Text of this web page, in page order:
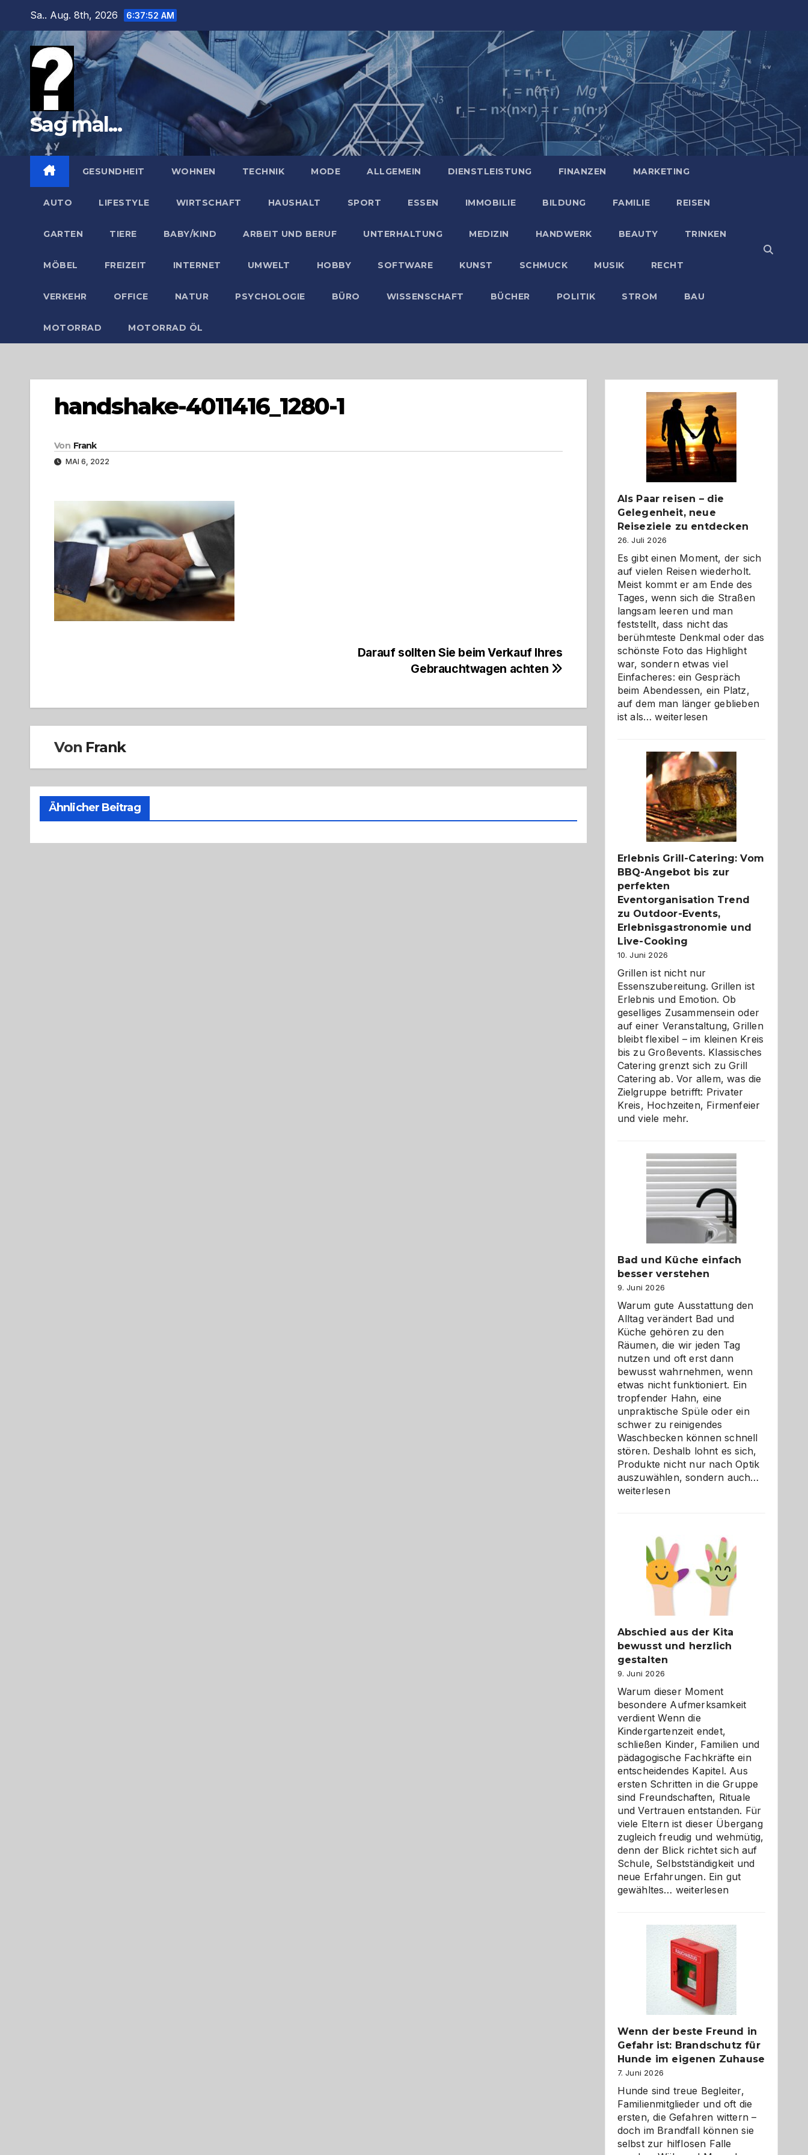
springen
Sa.. Aug. 8th, 2026 6:37:53 AM
Sag mal...
GESUNDHEIT WOHNEN TECHNIK MODE ALLGEMEIN DIENSTLEISTUNG FINANZEN MARKETING
AUTO LIFESTYLE WIRTSCHAFT HAUSHALT SPORT ESSEN IMMOBILIE BILDUNG FAMILIE REISEN
GARTEN TIERE BABY/KIND ARBEIT UND BERUF UNTERHALTUNG MEDIZIN HANDWERK BEAUTY TRINKEN
MÖBEL FREIZEIT INTERNET UMWELT HOBBY SOFTWARE KUNST SCHMUCK MUSIK RECHT
VERKEHR OFFICE NATUR PSYCHOLOGIE BÜRO WISSENSCHAFT BÜCHER POLITIK STROM BAU
MOTORRAD MOTORRAD ÖL
handshake-4011416_1280-1
Von Frank
MAI 6, 2022
Darauf sollten Sie beim Verkauf Ihres
Gebrauchtwagen achten
Von Frank
Ähnlicher Beitrag
Als Paar reisen – die
Gelegenheit, neue
Reiseziele zu entdecken
26. Juli 2026
Es gibt einen Moment, der sich
auf vielen Reisen wiederholt.
Meist kommt er am Ende des
Tages, wenn sich die Straßen
langsam leeren und man
feststellt, dass nicht das
berühmteste Denkmal oder das
schönste Foto das Highlight
war, sondern etwas viel
Einfacheres: ein Gespräch
beim Abendessen, ein Platz,
auf dem man länger geblieben
ist als…Als
die
Gelegenheit,
neue
Reiseziele
zu
entdecken
weiterlesen
Erlebnis Grill-Catering: Vom
BBQ-Angebot bis zur
perfekten
Eventorganisation Trend
zu Outdoor-Events,
Erlebnisgastronomie und
Live-Cooking
10. Juni 2026
Grillen ist nicht nur
Essenszubereitung. Grillen ist
Erlebnis und Emotion. Ob
geselliges Zusammensein oder
auf einer Veranstaltung, Grillen
bleibt flexibel – im kleinen Kreis
bis zu Großevents. Klassisches
Catering grenzt sich zu Grill
Catering ab. Vor allem, was die
Zielgruppe betrifft: Privater
Kreis, Hochzeiten, Firmenfeier
und viele mehr.
Bad und Küche einfach
besser verstehen
9. Juni 2026
Warum gute Ausstattung den
Alltag verändert Bad und
Küche gehören zu den
Räumen, die wir jeden Tag
nutzen und oft erst dann
bewusst wahrnehmen, wenn
etwas nicht funktioniert. Ein
tropfender Hahn, eine
unpraktische Spüle oder ein
schwer zu reinigendes
Waschbecken können schnell
stören. Deshalb lohnt es sich,
Produkte nicht nur nach Optik
auszuwählen, sondern auch…
weiterlesen
Abschied aus der Kita
bewusst und herzlich
gestalten
9. Juni 2026
Warum dieser Moment
besondere Aufmerksamkeit
verdient Wenn die
Kindergartenzeit endet,
schließen Kinder, Familien und
pädagogische Fachkräfte ein
entscheidendes Kapitel. Aus
ersten Schritten in die Gruppe
sind Freundschaften, Rituale
und Vertrauen entstanden. Für
viele Eltern ist dieser Übergang
zugleich freudig und wehmütig,
denn der Blick richtet sich auf
Schule, Selbstständigkeit und
neue Erfahrungen. Ein gut
gewähltes… Abschied
Kita
bewusst
und
herzlich
gestalten
weiterlesen
Wenn der beste Freund in
Gefahr ist: Brandschutz für
Hunde im eigenen Zuhause
7. Juni 2026
Hunde sind treue Begleiter,
Familienmitglieder und oft die
ersten, die Gefahren wittern –
doch im Brandfall können sie
selbst zur hilflosen Falle